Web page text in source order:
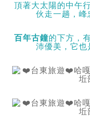
頂著大太陽的中午
伙走一趟，
百年古鐘的下方，
沛優美，它也